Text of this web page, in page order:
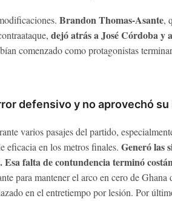
Brandon Thomas-Asante,
dejó atrás a José Córdoba y
comenzado como protagonistas
defensivo y no aprovechó
varios pasajes del partido,
eficacia en los metros finales. Generó las
falta de contundencia terminó
para mantener el arco en cero de Ghana
en el entretiempo por lesión. Por